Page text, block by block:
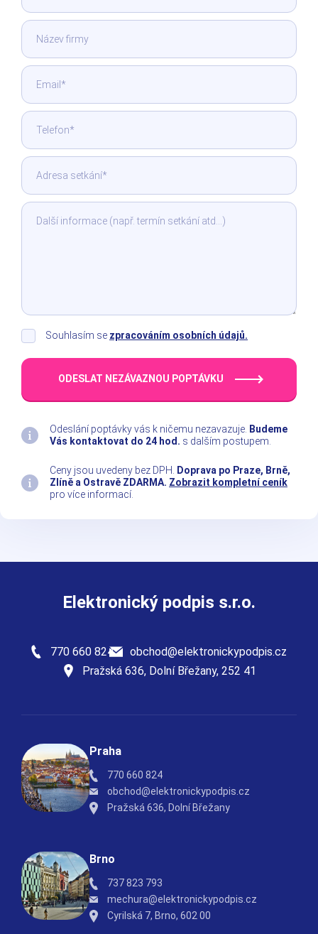
Souhlasím se zpracováním osobních údajů.
ODESLAT NEZÁVAZNOU POPTÁVKU
Odeslání poptávky vás k ničemu nezavazuje. Budeme
Vás kontaktovat do 24 hod. s dalším postupem.
Ceny jsou uvedeny bez DPH.
Doprava po Praze, Brně,
Zlíně a Ostravě ZDARMA. Zobrazit kompletní ceník
pro více informací.
Elektronický podpis s.r.o.
770 660 824
obchod@elektronickypodpis.cz
Pražská 636, Dolní Břežany, 252 41
Praha
770 660 824
obchod@elektronickypodpis.cz
Pražská 636, Dolní Břežany
Brno
737 823 793
mechura@elektronickypodpis.cz
Cyrilská 7, Brno, 602 00